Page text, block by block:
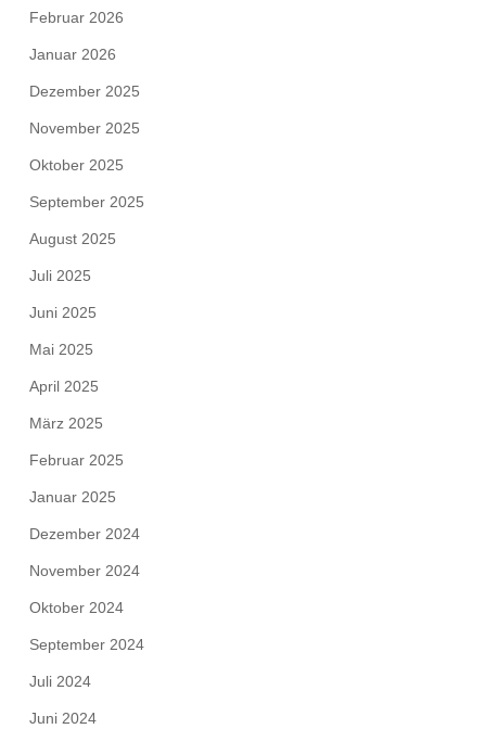
Februar 2026
Januar 2026
Dezember 2025
November 2025
Oktober 2025
September 2025
August 2025
Juli 2025
Juni 2025
Mai 2025
April 2025
März 2025
Februar 2025
Januar 2025
Dezember 2024
November 2024
Oktober 2024
September 2024
Juli 2024
Juni 2024